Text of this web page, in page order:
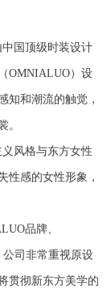
国顶级时装设计
OMNIALUO）设
知和潮流的触觉，
。
风格与东方女性
性感的女性形象，
品牌、
司非常重视原设
贯彻新东方美学的